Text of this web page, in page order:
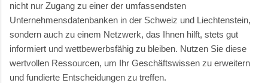
nicht nur Zugang zu einer der umfassendsten
Unternehmensdatenbanken in der Schweiz und Liechtenstein,
sondern auch zu einem Netzwerk, das Ihnen hilft, stets gut
informiert und wettbewerbsfähig zu bleiben. Nutzen Sie diese
wertvollen Ressourcen, um Ihr Geschäftswissen zu erweitern
und fundierte Entscheidungen zu treffen.